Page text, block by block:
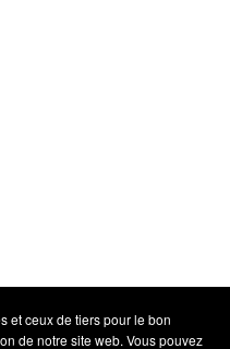
et ceux de tiers pour le bon
de notre site web. Vous pouvez